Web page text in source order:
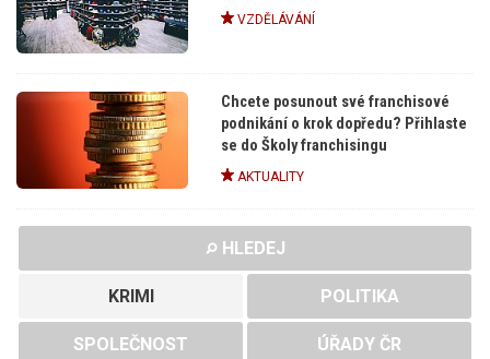
VZDĚLÁVÁNÍ
Chcete posunout své franchisové
podnikání o krok dopředu? Přihlaste
se do Školy franchisingu
AKTUALITY
HLEDEJ
KRIMI POLITIKA
SPOLEČNOST ÚŘADY ČR